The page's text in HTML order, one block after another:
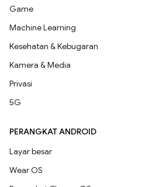
Game
Machine Learning
Kesehatan & Kebugaran
Kamera & Media
Privasi
5G
PERANGKAT ANDROID
Layar besar
Wear OS